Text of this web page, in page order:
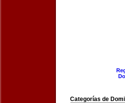
Categorías de